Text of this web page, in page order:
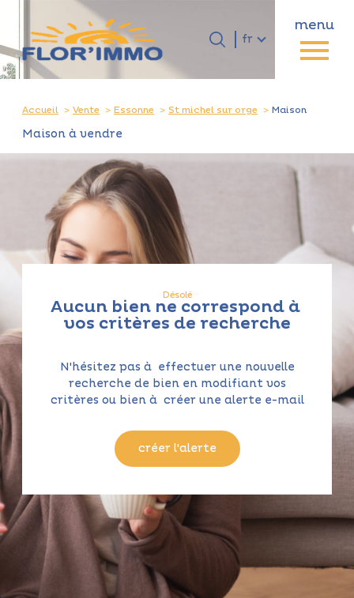
menu
fr
Accueil
Langue
Accueil Vente Essonne St michel sur orge Maison
Maison à vendre
Désolé
Aucun bien ne correspond à
vos critères de recherche
N'hésitez pas à effectuer une nouvelle
recherche de bien en modifiant vos
critères ou bien à créer une alerte e-mail
créer l'alerte